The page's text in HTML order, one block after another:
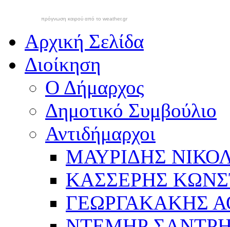
πρόγνωση καιρού από το weather.gr
Αρχική Σελίδα
Διοίκηση
Ο Δήμαρχος
Δημοτικό Συμβούλιο
Αντιδήμαρχοι
ΜΑΥΡΙΔΗΣ
ΚΑΣΣΕΡΗΣ
ΓΕΩΡΓΑΚΑΚΗΣ